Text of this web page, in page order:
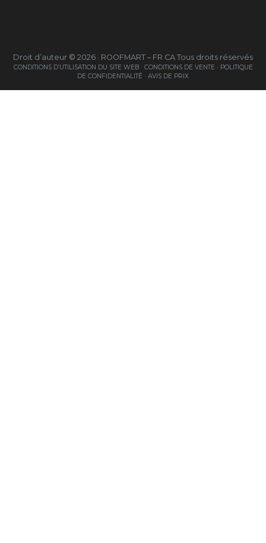
Droit d’auteur © 2026 · ROOFMART – FR CA Tous droits réservés
CONDITIONS D’UTILISATION DU SITE WEB · CONDITIONS DE VENTE · POLITIQUE
DE CONFIDENTIALITÉ · AVIS DE PRIX